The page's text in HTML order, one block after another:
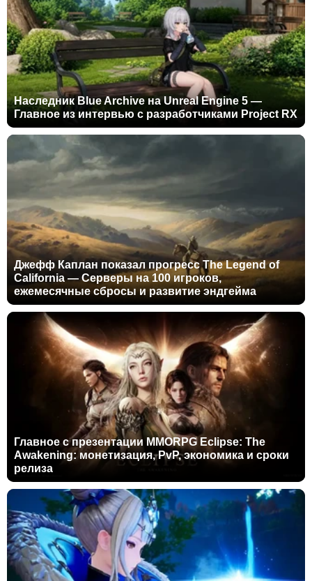
Наследник Blue Archive на Unreal Engine 5 —
Главное из интервью с разработчиками Project RX
Джефф Каплан показал прогресс The Legend of
California — Серверы на 100 игроков,
ежемесячные сбросы и развитие эндгейма
Главное с презентации MMORPG Eclipse: The
Awakening: монетизация, PvP, экономика и сроки
релиза